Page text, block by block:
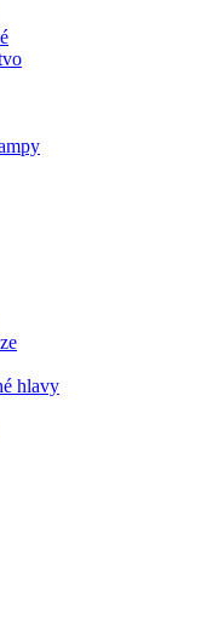
hlavy